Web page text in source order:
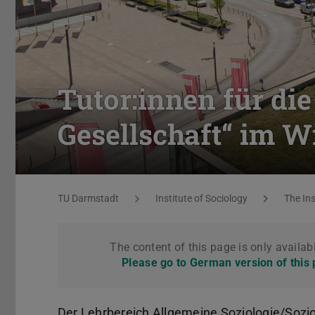
Tutor:innen für
Gesellschaft“ im
You are here:
TU Darmstadt Institute of Sociology The
The content of this page is only
Please go to German version of this